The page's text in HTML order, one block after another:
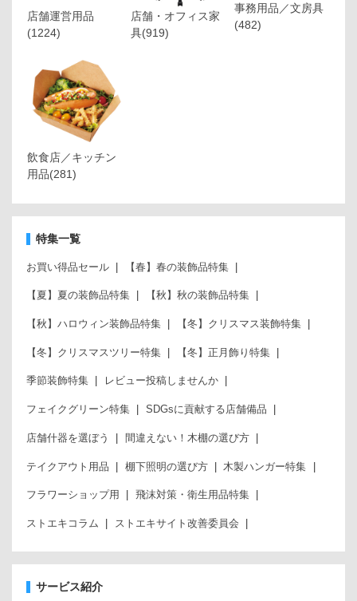
店舗運営用品
(1224)
店舗・オフィス家
具(919)
事務用品／文房具
(482)
飲食店／キッチン
用品(281)
特集一覧
お買い得品セール 【春】春の装飾品特集
【夏】夏の装飾品特集 【秋】秋の装飾品特集
【秋】ハロウィン装飾品特集 【冬】クリスマス装飾特集
【冬】クリスマスツリー特集 【冬】正月飾り特集
季節装飾特集 レビュー投稿しませんか
フェイクグリーン特集 SDGsに貢献する店舗備品
店舗什器を選ぼう 間違えない！木棚の選び方
テイクアウト用品 棚下照明の選び方 木製ハンガー特集
フラワーショップ用 飛沫対策・衛生用品特集
ストエキコラム ストエキサイト改善委員会
サービス紹介